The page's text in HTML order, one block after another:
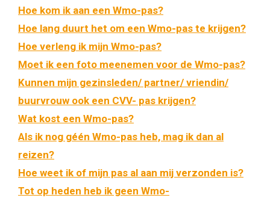
Hoe kom ik aan een Wmo-pas?
Hoe lang duurt het om een Wmo-pas te krijgen?
Hoe verleng ik mijn Wmo-pas?
Moet ik een foto meenemen voor de Wmo-pas?
Kunnen mijn gezinsleden/ partner/ vriendin/
buurvrouw ook een CVV- pas krijgen?
Wat kost een Wmo-pas?
Als ik nog géén Wmo-pas heb, mag ik dan al
reizen?
Hoe weet ik of mijn pas al aan mij verzonden is?
Tot op heden heb ik geen Wmo-